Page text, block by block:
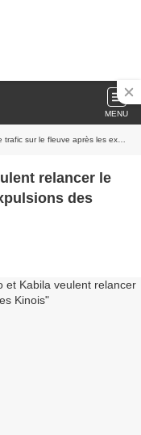
MENU
après les expulsions des Kinois
relancer le
des